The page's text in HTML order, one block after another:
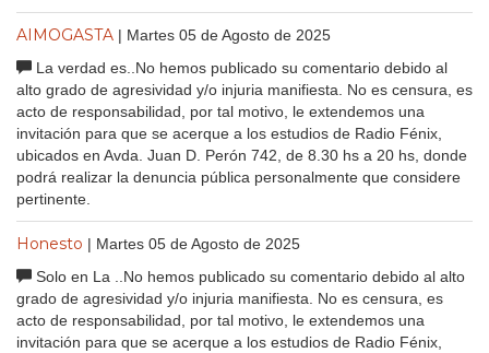
AIMOGASTA | Martes 05 de Agosto de 2025
La verdad es..No hemos publicado su comentario debido al
alto grado de agresividad y/o injuria manifiesta. No es censura, es
acto de responsabilidad, por tal motivo, le extendemos una
invitación para que se acerque a los estudios de Radio Fénix,
ubicados en Avda. Juan D. Perón 742, de 8.30 hs a 20 hs, donde
podrá realizar la denuncia pública personalmente que considere
pertinente.
Honesto | Martes 05 de Agosto de 2025
Solo en La ..No hemos publicado su comentario debido al alto
grado de agresividad y/o injuria manifiesta. No es censura, es
acto de responsabilidad, por tal motivo, le extendemos una
invitación para que se acerque a los estudios de Radio Fénix,